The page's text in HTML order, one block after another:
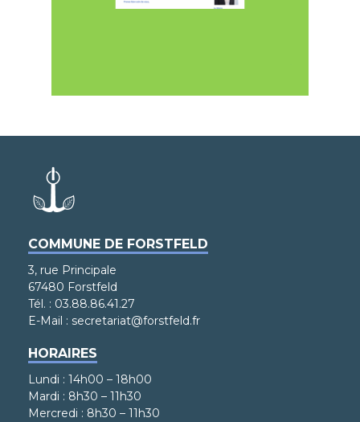
COMMUNE DE FORSTFELD
3, rue Principale
67480 Forstfeld
Tél. : 03.88.86.41.27
E-Mail : secretariat@forstfeld.fr
HORAIRES
Lundi : 14h00 – 18h00
Mardi : 8h30 – 11h30
Mercredi : 8h30 – 11h30